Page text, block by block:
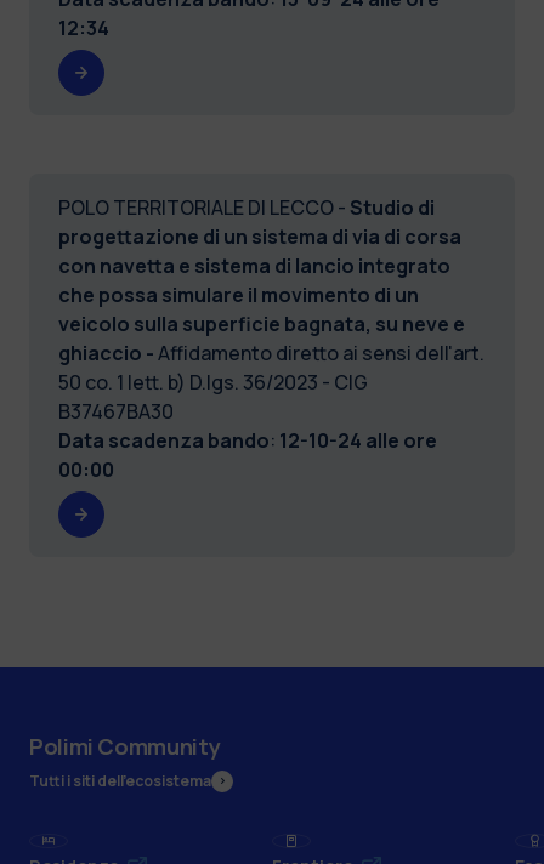
12:34
POLO TERRITORIALE DI LECCO - Studio di
progettazione di un sistema di via di corsa
con navetta e sistema di lancio integrato
che possa simulare il movimento di un
veicolo sulla superficie bagnata, su neve e
ghiaccio -Affidamento diretto ai sensi dell'art.
50 co. 1 lett. b) D.lgs. 36/2023 - CIG
B37467BA30
Data scadenza bando: 12-10-24 alle ore
00:00
Polimi Community
Tutti i siti dell’ecosistema